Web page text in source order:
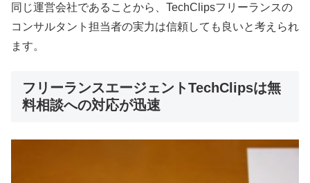
同じ運営会社であることから、TechClipsフリーランスの
コンサルタント担当者の実力は信頼しても良いと考えられ
ます。
フリーランスエージェントTechClipsは無
料相談への対応が迅速